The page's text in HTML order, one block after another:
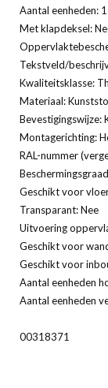
Aantal eenheden: 1
Met klapdeksel:
Tekstveld/
Kwaliteitsklasse:
Materiaal:
Bevestigingswijze:
Montagerichting:
RAL-nummer
Geschikt voor
Transparant: Nee
Uitvoering
Geschikt voor
Geschikt voor
Aantal eenheden
Aantal eenheden
00318371